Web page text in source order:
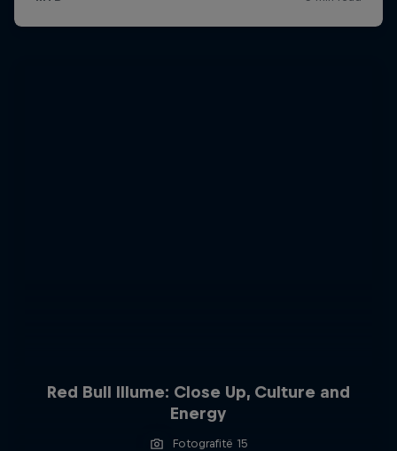
Red Bull Illume: Close Up, Culture and
Energy
Fotografitë 15